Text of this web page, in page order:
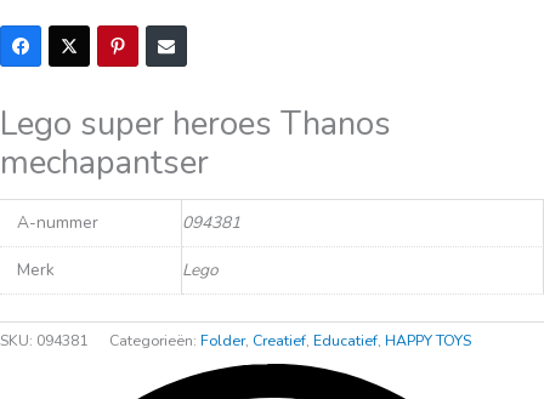
Lego super heroes Thanos
mechapantser
A-nummer 094381
Merk Lego
SKU: 094381 Categorieën: Folder, Creatief, Educatief, HAPPY TOYS